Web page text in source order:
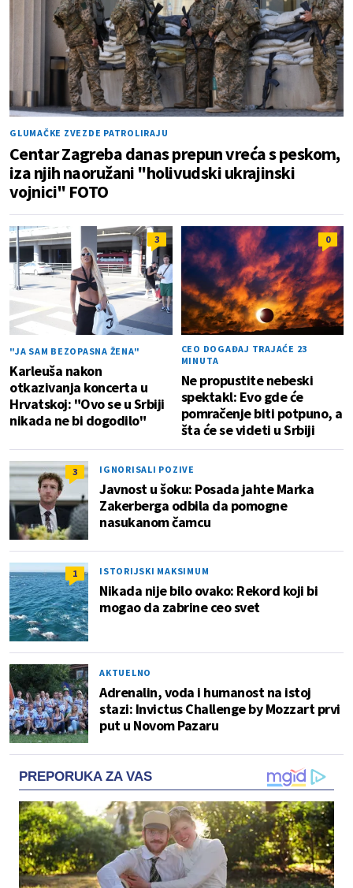
GLUMAČKE ZVEZDE PATROLIRAJU
Centar Zagreba danas prepun vreća s peskom,
iza njih naoružani "holivudski ukrajinski
vojnici" FOTO
3
"JA SAM BEZOPASNA ŽENA"
Karleuša nakon
otkazivanja koncerta u
Hrvatskoj: "Ovo se u Srbiji
nikada ne bi dogodilo"
0
CEO DOGAĐAJ TRAJAĆE 23
MINUTA
Ne propustite nebeski
spektakl: Evo gde će
pomračenje biti potpuno, a
šta će se videti u Srbiji
3 IGNORISALI POZIVE
Javnost u šoku: Posada jahte Marka
Zakerberga odbila da pomogne
nasukanom čamcu
1 ISTORIJSKI MAKSIMUM
Nikada nije bilo ovako: Rekord koji bi
mogao da zabrine ceo svet
AKTUELNO
Adrenalin, voda i humanost na istoj
stazi: Invictus Challenge by Mozzart prvi
put u Novom Pazaru
PREPORUKA ZA VAS